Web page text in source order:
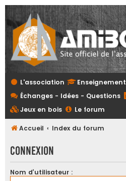
L'association
Enseignement
Échanges - Idées - Questions
Jeux en bois
Le forum
Accueil Index du forum
Connexion
Nom d’utilisateur :